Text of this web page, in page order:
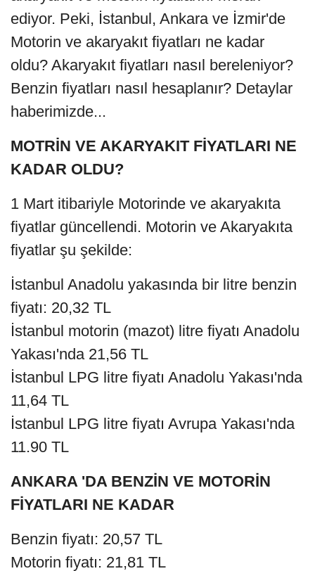
ediyor. Peki, İstanbul, Ankara ve İzmir'de
Motorin ve akaryakıt fiyatları ne kadar
oldu? Akaryakıt fiyatları nasıl bereleniyor?
Benzin fiyatları nasıl hesaplanır? Detaylar
haberimizde...
MOTRİN VE AKARYAKIT FİYATLARI NE
KADAR OLDU?
1 Mart itibariyle Motorinde ve akaryakıta
fiyatlar güncellendi. Motorin ve Akaryakıta
fiyatlar şu şekilde:
İstanbul Anadolu yakasında bir litre benzin
fiyatı: 20,32 TL
İstanbul motorin (mazot) litre fiyatı Anadolu
Yakası'nda 21,56 TL
İstanbul LPG litre fiyatı Anadolu Yakası'nda
11,64 TL
İstanbul LPG litre fiyatı Avrupa Yakası'nda
11.90 TL
ANKARA 'DA BENZİN VE MOTORİN
FİYATLARI NE KADAR
Benzin fiyatı: 20,57 TL
Motorin fiyatı: 21,81 TL